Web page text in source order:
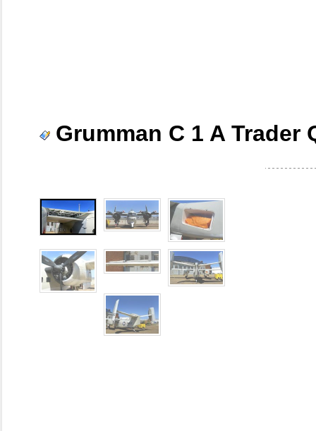
Grumman C 1 A Trader